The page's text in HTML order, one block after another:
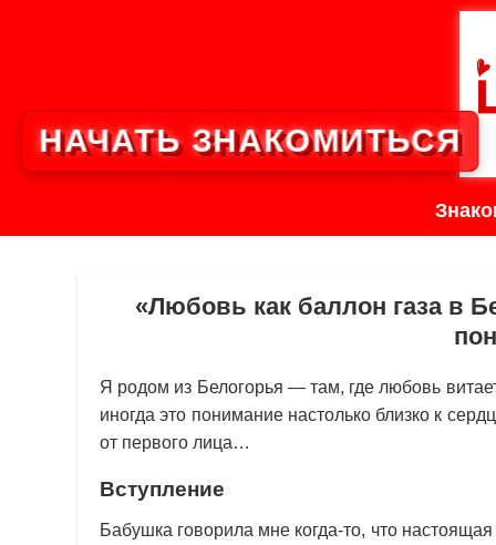
«Любовь как баллон газа в
Я родом из Белогорья — там, где любовь
иногда это понимание настолько близко к
от первого лица…
Вступление
Бабушка говорила мне когда-то, что
НАЧАТЬ ЗНАКОМИТЬСЯ